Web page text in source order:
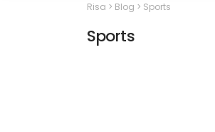
Risa > Blog > Sports
Sports